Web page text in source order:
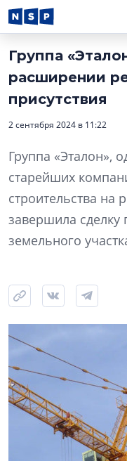
Группа
расширении
присутствия
2 сентября 2024 в 11:22
Группа «Эталон»,
старейших
строительства на
завершила
земельного